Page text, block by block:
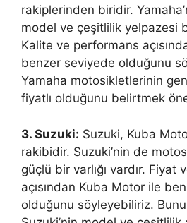
rakiplerinden biridir.
model ve çeşitlilik yelpazesi
Kalite ve performans
benzer seviyede olduğunu
Yamaha motosikletlerinin
fiyatlı olduğunu belirtmek
3. Suzuki: Suzuki, Kuba
rakibidir. Suzuki’nin de
güçlü bir varlığı vardır. Fiyat
açısından Kuba Motor ile
olduğunu söyleyebiliriz.